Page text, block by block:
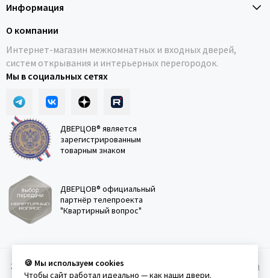
Информация
О компании
Интернет-магазин межкомнатных и входных дверей,
систем открывания и интерьерных перегородок.
Мы в социальных сетях
ДВЕРЦОВ® является
зарегистрированным
товарным знаком
ДВЕРЦОВ® официальный
партнёр телепроекта
"Квартирный вопрос"
2011-2026 © Дверцов. Карта сайта
Политика
🍪 Мы используем cookies
Чтобы сайт работал идеально — как наши двери.